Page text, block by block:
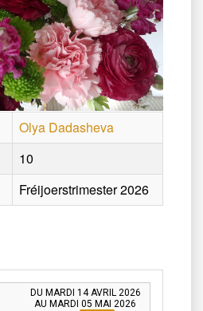
Olya Dadasheva
10
Fréijoerstrimester 2026
DU MARDI 14 AVRIL 2026
AU MARDI 05 MAI 2026